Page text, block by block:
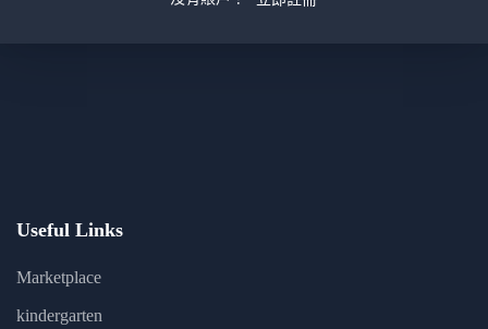
Useful Links
Marketplace
kindergarten